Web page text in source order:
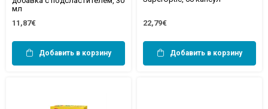
мл
11,87€
Добавить в корзину
22,79€
Добавить в корзину